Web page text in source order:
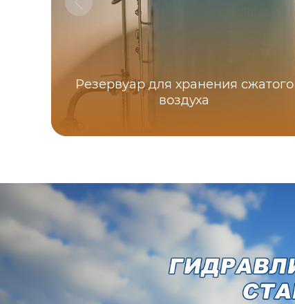
Резервуар для хранения сжатого
воздуха